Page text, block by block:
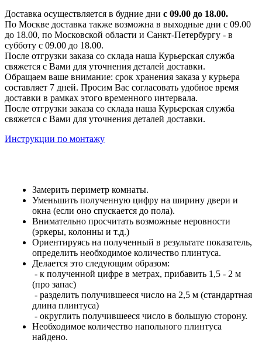
Доставка осуществляется в будние дни с 09.00 до 18.00.
По Москве доставка также возможна в выходные дни с 09.00
до 18.00, по Московской области и Санкт-Петербургу - в
субботу с 09.00 до 18.00.
После отгрузки заказа со склада наша Курьерская служба
свяжется с Вами для уточнения деталей доставки.
Обращаем ваше внимание: срок хранения заказа у курьера
составляет 7 дней. Просим Вас согласовать удобное время
доставки в рамках этого временного интервала.
После отгрузки заказа со склада наша Курьерская служба
свяжется с Вами для уточнения деталей доставки.
Инструкции по монтажу
Замерить периметр комнаты.
Уменьшить полученную цифру на ширину двери и
окна (если оно спускается до пола).
Внимательно просчитать возможные неровности
(эркеры, колонны и т.д.)
Ориентируясь на полученный в результате показатель,
определить необходимое количество плинтуса.
Делается это следующим образом:
- к полученной цифре в метрах, прибавить 1,5 - 2 м
(про запас)
- разделить получившееся число на 2,5 м (стандартная
длина плинтуса)
- округлить получившееся число в большую сторону.
Необходимое количество напольного плинтуса
найдено.